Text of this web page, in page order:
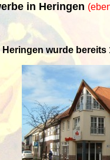
in Heringen
wurde